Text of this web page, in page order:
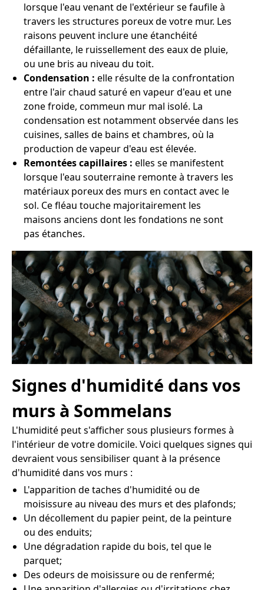
lorsque l'eau venant de l'extérieur se faufile à
travers les structures poreux de votre mur. Les
raisons peuvent inclure une étanchéité
défaillante, le ruissellement des eaux de pluie,
ou une bris au niveau du toit.
Condensation : elle résulte de la confrontation
entre l'air chaud saturé en vapeur d'eau et une
zone froide, commeun mur mal isolé. La
condensation est notamment observée dans les
cuisines, salles de bains et chambres, où la
production de vapeur d'eau est élevée.
Remontées capillaires : elles se manifestent
lorsque l'eau souterraine remonte à travers les
matériaux poreux des murs en contact avec le
sol. Ce fléau touche majoritairement les
maisons anciens dont les fondations ne sont
pas étanches.
Signes d'humidité dans vos
murs à Sommelans
L'humidité peut s'afficher sous plusieurs formes à
l'intérieur de votre domicile. Voici quelques signes qui
devraient vous sensibiliser quant à la présence
d'humidité dans vos murs :
L'apparition de taches d'humidité ou de
moisissure au niveau des murs et des plafonds;
Un décollement du papier peint, de la peinture
ou des enduits;
Une dégradation rapide du bois, tel que le
parquet;
Des odeurs de moisissure ou de renfermé;